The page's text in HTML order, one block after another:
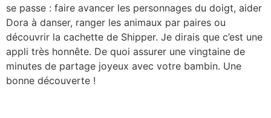
se passe : faire avancer les personnages du doigt, aider
Dora à danser, ranger les animaux par paires ou
découvrir la cachette de Shipper. Je dirais que c’est une
appli très honnête. De quoi assurer une vingtaine de
minutes de partage joyeux avec votre bambin. Une
bonne découverte !